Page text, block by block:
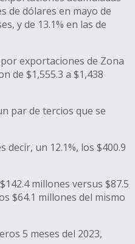
de dólares en mayo de
y de 13.1% en las de
exportaciones de Zona
de $1,555.3 a $1,438
par de tercios que se
un 12.1%, los $400.9
millones versus $87.5
$64.1 millones del mismo
5 meses del 2023,